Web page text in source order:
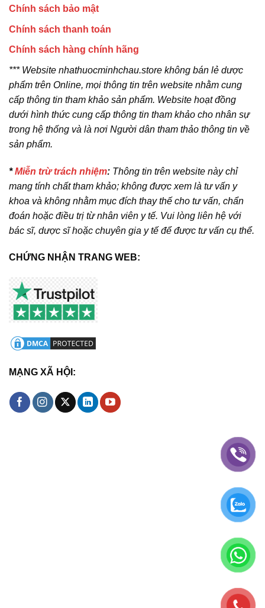
Chính sách bảo mật
Chính sách thanh toán
Chính sách hàng chính hãng
*** Website nhathuocminhchau.store không bán lẻ dược
phẩm trên Online, mọi thông tin trên website nhằm cung
cấp thông tin tham khảo sản phẩm. Website hoạt đồng
dưới hình thức cung cấp thông tin tham khảo cho nhân sự
trong hệ thống và là nơi Người dân tham thảo thông tin về
sản phẩm.
*Miễn trừ trách nhiệm: Thông tin trên website này chỉ
mang tính chất tham khảo; không được xem là tư vấn y
khoa và không nhằm mục đích thay thế cho tư vấn, chẩn
đoán hoặc điều trị từ nhân viên y tế. Vui lòng liên hệ với
bác sĩ, dược sĩ hoặc chuyên gia y tế để được tư vấn cụ thể.
CHỨNG NHẬN TRANG WEB:
MẠNG XÃ HỘI: